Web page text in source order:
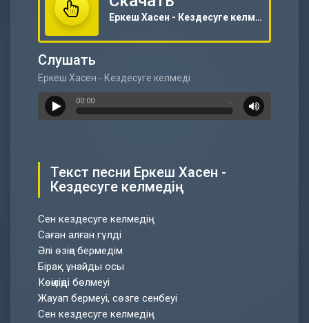
Еркеш Хасен - Кездесуге келмедің
Слушать
Еркеш Хасен - Кездесуге келмедің
00:00 …
Текст песни Еркеш Хасен -
Кездесуге келмедің
Сен кездесуге келмедің
Саған алған гүлді
Әлі өзіңе бермедім
Бірақ ұнайды осы
Көңіліңді бөлмеуі
Жауап бермеуі, сөзге сенбеуі
Сен кездесуге келмедің